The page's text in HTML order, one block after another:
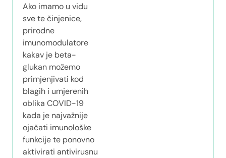
Ako imamo u vidu
sve te činjenice,
prirodne
imunomodulatore
kakav je beta-
glukan možemo
primjenjivati kod
blagih i umjerenih
oblika COVID-19
kada je najvažnije
ojačati imunološke
funkcije te ponovno
aktivirati antivirusnu